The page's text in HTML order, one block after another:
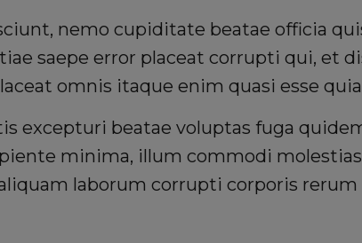
nemo cupiditate beatae officia
saepe error placeat corrupti qui, et
omnis itaque enim quasi esse
excepturi beatae voluptas fuga
minima, illum commodi
laborum corrupti corporis